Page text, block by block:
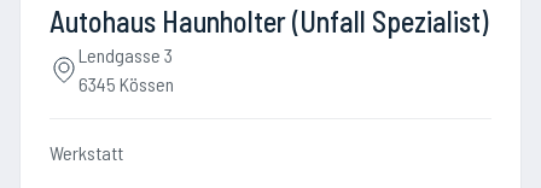
Autohaus Haunholter (Unfall Spezialist)
Lendgasse 3
6345 Kössen
Werkstatt